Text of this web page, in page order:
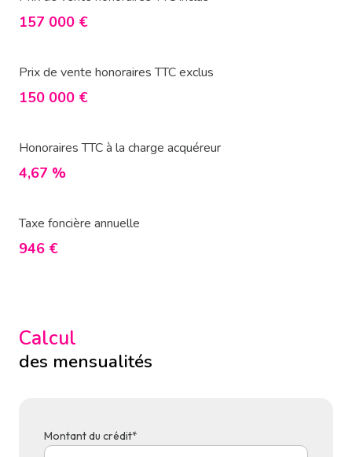
157 000 €
Prix de vente honoraires TTC exclus
150 000 €
Honoraires TTC à la charge acquéreur
4,67 %
Taxe foncière annuelle
946 €
Calcul
des mensualités
Montant du crédit*